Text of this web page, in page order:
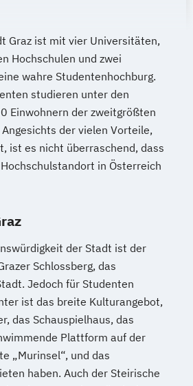
Marketing
digitale Kommunikation
für Erzieher:innen
EN)
Maschinenbau
Administration (DE/EN)
Konfliktmanagement
Medieninformatik
im Masterstudiengang
und
Graz ist mit vier Universitäten,
Hochschulen und zwei
wahre Studentenhochburg.
studieren unter den
Einwohnern der zweitgrößten
der vielen Vorteile,
ist es nicht überraschend, dass
in Österreich
der Stadt ist der
Schlossberg, das
Jedoch für Studenten
ist das breite Kulturangebot,
das Schauspielhaus, das
Plattform auf der
„Murinsel“, und das
haben. Auch der Steirische